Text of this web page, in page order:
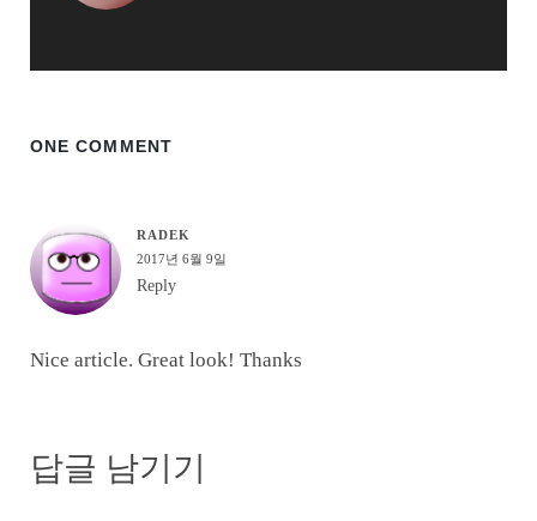
ONE COMMENT
RADEK
2017년 6월 9일
Reply
Nice article. Great look! Thanks
답글 남기기